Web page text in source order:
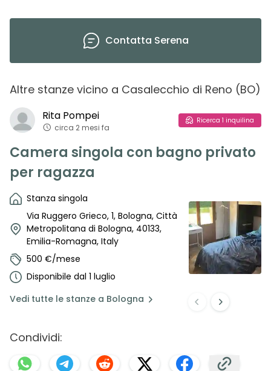
Contatta Serena
Altre stanze vicino a Casalecchio di Reno (BO)
Rita Pompei
circa 2 mesi fa
Ricerca 1 inquilina
Camera singola con bagno privato
per ragazza
Stanza singola
Via Ruggero Grieco, 1, Bologna, Città
Metropolitana di Bologna, 40133,
Emilia-Romagna, Italy
500 €/mese
Disponibile dal 1 luglio
Vedi tutte le stanze a Bologna
Condividi: